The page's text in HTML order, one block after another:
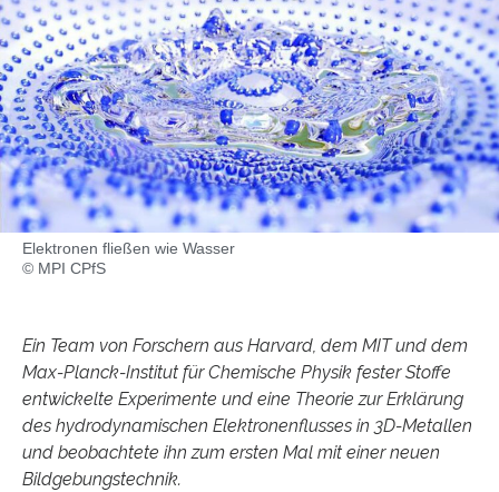
Elektronen fließen wie Wasser
© MPI CPfS
Ein Team von Forschern aus Harvard, dem MIT und dem
Max-Planck-Institut für Chemische Physik fester Stoffe
entwickelte Experimente und eine Theorie zur Erklärung
des hydrodynamischen Elektronenflusses in 3D-Metallen
und beobachtete ihn zum ersten Mal mit einer neuen
Bildgebungstechnik.